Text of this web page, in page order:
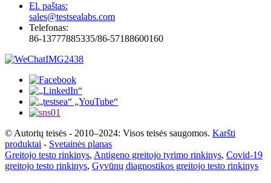
El. paštas:
sales@testsealabs.com
Telefonas:
86-13777885335/86-57188600160
© Autorių teisės - 2010–2024: Visos teisės saugomos. Karšti
produktai - Svetainės planas
Greitojo testo rinkinys, Antigeno greitojo tyrimo rinkinys, Covid-19
greitojo testo rinkinys, Gyvūnų diagnostikos greitojo testo rinkinys